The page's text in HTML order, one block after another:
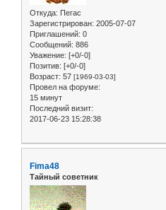
Откуда: Пегас
Зарегистрирован: 2005-07-07
Приглашений: 0
Сообщений: 886
Уважение: [+0/-0]
Позитив: [+0/-0]
Возраст: 57 [1969-03-03]
Провел на форуме:
15 минут
Последний визит:
2017-06-23 15:28:38
Fima48
Тайный советник